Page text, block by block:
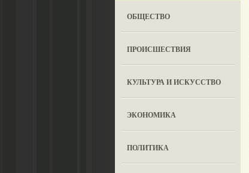
ОБЩЕСТВО
ПРОИСШЕСТВИЯ
КУЛЬТУРА И ИСКУССТВО
ЭКОНОМИКА
ПОЛИТИКА